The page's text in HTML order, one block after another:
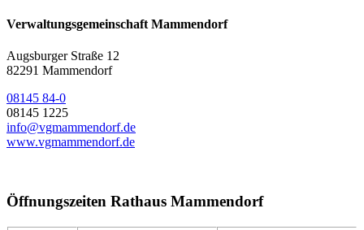
Verwaltungsgemeinschaft Mammendorf
Augsburger Straße 12
82291 Mammendorf
08145 84-0
08145 1225
info@vgmammendorf.de
www.vgmammendorf.de
Öffnungszeiten Rathaus Mammendorf